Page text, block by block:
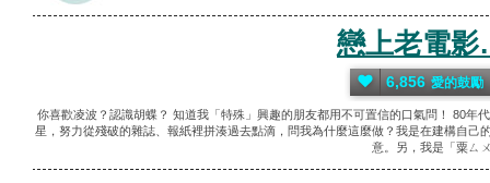
戀上老電
你喜歡凌波？認識胡蝶？ 知道我「特殊」興趣的朋友都用不可置信的口氣問！ 80
星，努力從殘破的雜誌、報紙裡拼湊過去點滴，問我為什麼這麼做？我是在建構自
意。另，我是「粟ㄙ
6,856 愛的鼓勵